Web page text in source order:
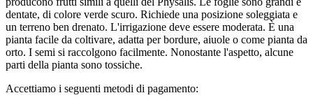
dentate, di colore verde scuro. Richiede una posizione soleggiata e
un terreno ben drenato. L'irrigazione deve essere moderata. È una
pianta facile da coltivare, adatta per bordure, aiuole o come pianta da
orto. I semi si raccolgono facilmente. Nonostante l'aspetto, alcune
parti della pianta sono tossiche.
Accettiamo i seguenti metodi di pagamento: